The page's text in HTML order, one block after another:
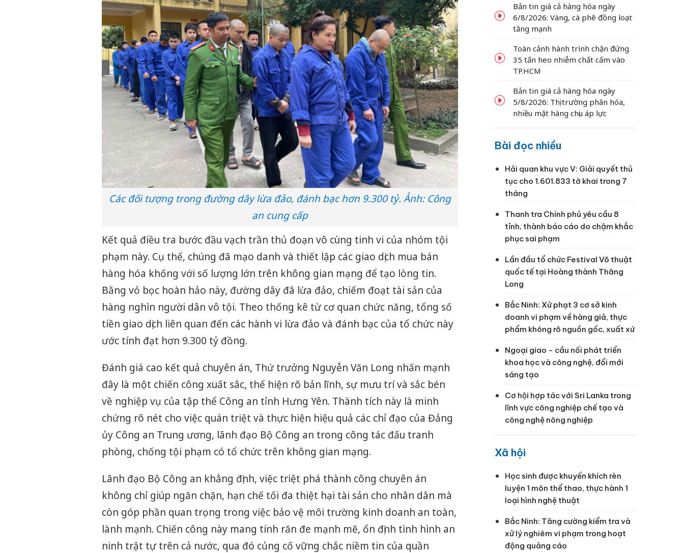
Các đối tượng trong đường dây lừa đảo, đánh bạc hơn 9.300 tỷ. Ảnh: Công
an cung cấp
Kết quả điều tra bước đầu vạch trần thủ đoạn vô cùng tinh vi của nhóm tội
phạm này. Cụ thể, chúng đã mạo danh và thiết lập các giao dịch mua bán
hàng hóa khống với số lượng lớn trên không gian mạng để tạo lòng tin.
Bằng vỏ bọc hoàn hảo này, đường dây đã lừa đảo, chiếm đoạt tài sản của
hàng nghìn người dân vô tội. Theo thống kê từ cơ quan chức năng, tổng số
tiền giao dịch liên quan đến các hành vi lừa đảo và đánh bạc của tổ chức này
ước tính đạt hơn 9.300 tỷ đồng.
Đánh giá cao kết quả chuyên án, Thứ trưởng Nguyễn Văn Long nhấn mạnh
đây là một chiến công xuất sắc, thể hiện rõ bản lĩnh, sự mưu trí và sắc bén
về nghiệp vụ của tập thể Công an tỉnh Hưng Yên. Thành tích này là minh
chứng rõ nét cho việc quán triệt và thực hiện hiệu quả các chỉ đạo của Đảng
ủy Công an Trung ương, lãnh đạo Bộ Công an trong công tác đấu tranh
phòng, chống tội phạm có tổ chức trên không gian mạng.
Lãnh đạo Bộ Công an khẳng định, việc triệt phá thành công chuyên án
không chỉ giúp ngăn chặn, hạn chế tối đa thiệt hại tài sản cho nhân dân mà
còn góp phần quan trọng trong việc bảo vệ môi trường kinh doanh an toàn,
lành mạnh. Chiến công này mang tính răn đe mạnh mẽ, ổn định tình hình an
ninh trật tự trên cả nước, qua đó củng cố vững chắc niềm tin của quần
Bản tin giá cả hàng hóa ngày
6/8/2026: Vàng, cà phê đồng loạt
tăng mạnh
Toàn cảnh hành trình chặn đứng
35 tấn heo nhiễm chất cấm vào
TP.HCM
Bản tin giá cả hàng hóa ngày
5/8/2026: Thị trường phân hóa,
nhiều mặt hàng chịu áp lực
Bài đọc nhiều
Hải quan khu vực V: Giải quyết thủ
tục cho 1.601.833 tờ khai trong 7
tháng
Thanh tra Chính phủ yêu cầu 8
tỉnh, thành báo cáo do chậm khắc
phục sai phạm
Lần đầu tổ chức Festival Võ thuật
quốc tế tại Hoàng thành Thăng
Long
Bắc Ninh: Xử phạt 3 cơ sở kinh
doanh vi phạm về hàng giả, thực
phẩm không rõ nguồn gốc, xuất xứ
Ngoại giao - cầu nối phát triển
khoa học và công nghệ, đổi mới
sáng tạo
Cơ hội hợp tác với Sri Lanka trong
lĩnh vực công nghiệp chế tạo và
công nghệ nông nghiệp
Xã hội
Học sinh được khuyến khích rèn
luyện 1 môn thể thao, thực hành 1
loại hình nghệ thuật
Bắc Ninh: Tăng cường kiểm tra và
xử lý nghiêm vi phạm trong hoạt
động quảng cáo